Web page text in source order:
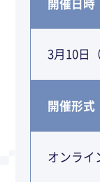
3月10日
開催形式
オンライ